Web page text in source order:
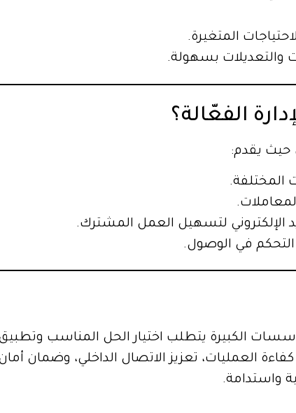
المتغيرة.
والتعديلات بسهولة.
الفعّالة؟
حيث يقدم:
الإلكتروني لتسهيل العمل المشترك.
التحكم في الوصول.
الكبيرة يتطلب اختيار الحل المناسب
العمليات، تعزيز الاتصال الداخلي، وضمان أمان
واستدامة.